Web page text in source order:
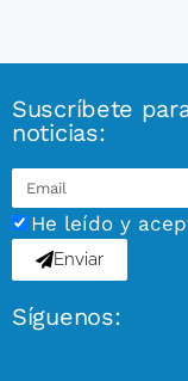
Suscríbete
noticias:
He leído y
Enviar
Síguenos: